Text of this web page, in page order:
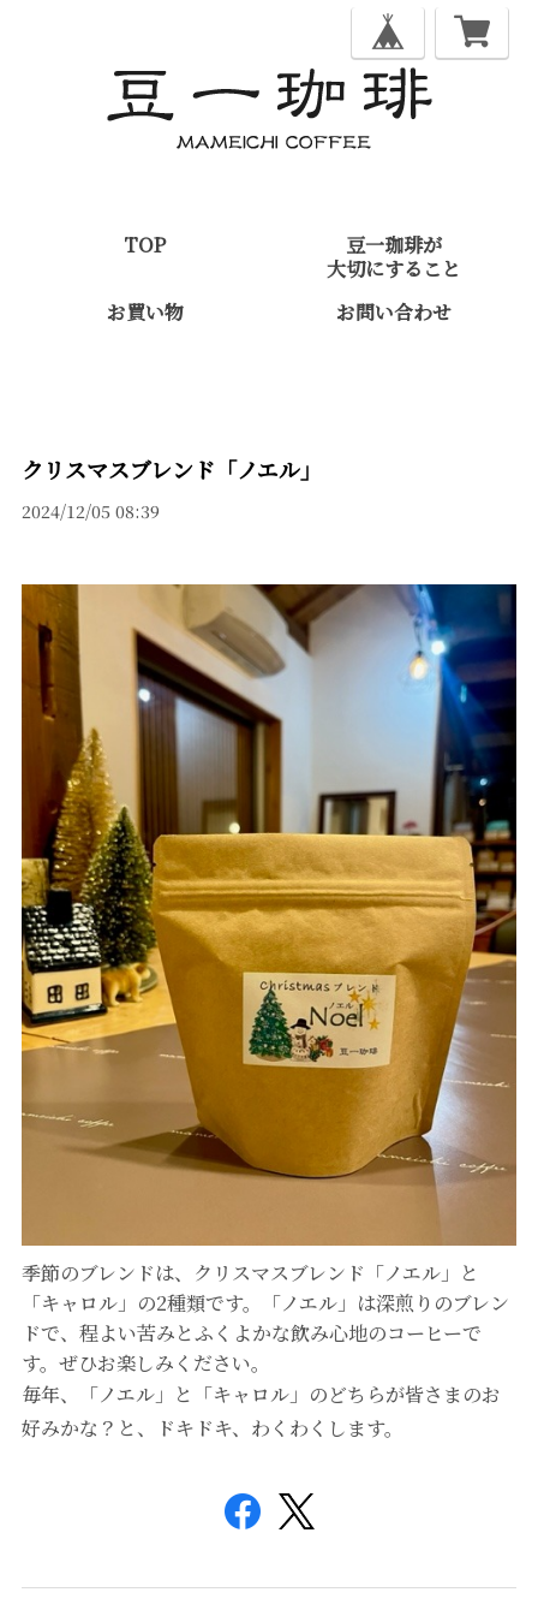
TOP
豆一珈琲が
大切にすること
お買い物
お問い合わせ
クリスマスブレンド「ノエル」
2024/12/05 08:39
季節のブレンドは、クリスマスブレンド「ノエル」と
「キャロル」の2種類です。「ノエル」は深煎りのブレン
ドで、程よい苦みとふくよかな飲み心地のコーヒーで
す。ぜひお楽しみください。
毎年、「ノエル」と「キャロル」のどちらが皆さまのお
好みかな？と、ドキドキ、わくわくします。